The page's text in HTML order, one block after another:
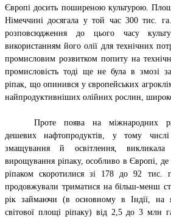
Європі досить поширеною культурою.
Німеччині досягала у той час 300 тис.
розповсюдження до цього часу
використанням його олії для технічних
промисловим розвитком попиту на
промисловість тоді ще не була в змозі
ріпак, що опинився у європейських
найпродуктивніших олійних рослин, широко
Проте поява на міжнародних
дешевих нафтопродуктів, у тому
змащування й освітлення, викликала
вирощування ріпаку, особливо в Європі,
ріпаком скоротилися зі 178 до 92 тис.
продовжували триматися на більш-менш
рік займаючи (в основному в Індії, на
світової площі ріпаку) від 2,5 до 3 млн